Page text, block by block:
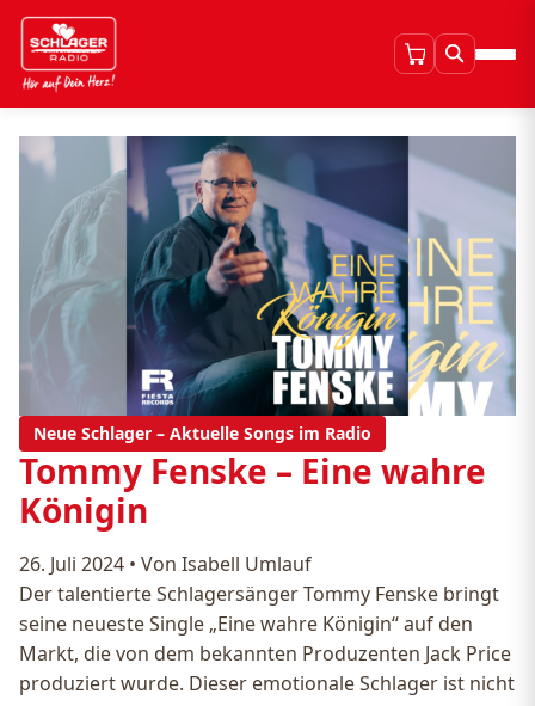
Neue Schlager – Aktuelle Songs im Radio
Tommy Fenske – Eine wahre
Königin
26. Juli 2024 • Von Isabell Umlauf
Der talentierte Schlagersänger Tommy Fenske bringt
seine neueste Single „Eine wahre Königin“ auf den
Markt, die von dem bekannten Produzenten Jack Price
produziert wurde. Dieser emotionale Schlager ist nicht